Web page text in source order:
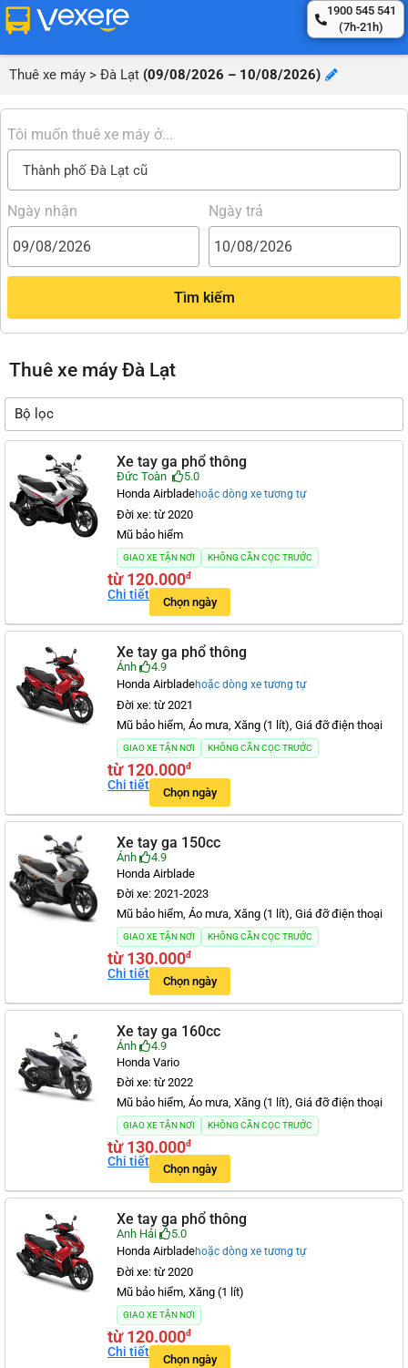
1900 545 541
(7h-21h)
Thuê xe máy > Đà Lạt (09/08/2026 – 10/08/2026)
Tôi muốn thuê xe máy ở...
Thành phố Đà Lạt cũ
Ngày nhận Ngày trả
Tìm kiếm
Thuê xe máy Đà Lạt
Bộ lọc
Xe tay ga phổ thông
Đức Toàn
5.0
Honda Airbladehoặc dòng xe tương tự
Đời xe: từ 2020
Mũ bảo hiểm
GIAO XE TẬN NƠI KHÔNG CẦN CỌC TRƯỚC
từ 120.000đ
Chi tiết
Chọn ngày
Xe tay ga phổ thông
Ánh
4.9
Honda Airbladehoặc dòng xe tương tự
Đời xe: từ 2021
Mũ bảo hiểm, Áo mưa, Xăng (1 lít), Giá đỡ điện thoại
GIAO XE TẬN NƠI KHÔNG CẦN CỌC TRƯỚC
từ 120.000đ
Chi tiết
Chọn ngày
Xe tay ga 150cc
Ánh
4.9
Honda Airblade
Đời xe: 2021-2023
Mũ bảo hiểm, Áo mưa, Xăng (1 lít), Giá đỡ điện thoại
GIAO XE TẬN NƠI KHÔNG CẦN CỌC TRƯỚC
từ 130.000đ
Chi tiết
Chọn ngày
Xe tay ga 160cc
Ánh
4.9
Honda Vario
Đời xe: từ 2022
Mũ bảo hiểm, Áo mưa, Xăng (1 lít), Giá đỡ điện thoại
GIAO XE TẬN NƠI KHÔNG CẦN CỌC TRƯỚC
từ 130.000đ
Chi tiết
Chọn ngày
Xe tay ga phổ thông
Anh Hải
5.0
Honda Airbladehoặc dòng xe tương tự
Đời xe: từ 2020
Mũ bảo hiểm, Xăng (1 lít)
GIAO XE TẬN NƠI
từ 120.000đ
Chi tiết
Chọn ngày